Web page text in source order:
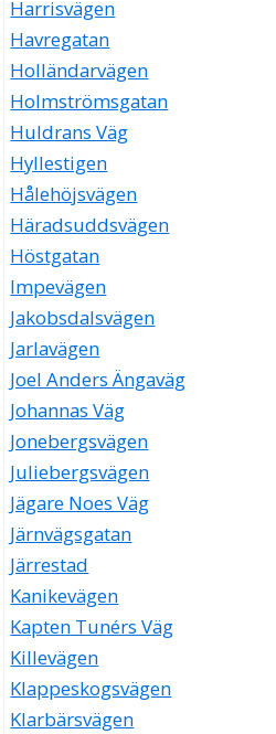
Harrisvägen
Havregatan
Holländarvägen
Holmströmsgatan
Huldrans Väg
Hyllestigen
Hålehöjsvägen
Häradsuddsvägen
Höstgatan
Impevägen
Jakobsdalsvägen
Jarlavägen
Joel Anders Ängaväg
Johannas Väg
Jonebergsvägen
Juliebergsvägen
Jägare Noes Väg
Järnvägsgatan
Järrestad
Kanikevägen
Kapten Tunérs Väg
Killevägen
Klappeskogsvägen
Klarbärsvägen